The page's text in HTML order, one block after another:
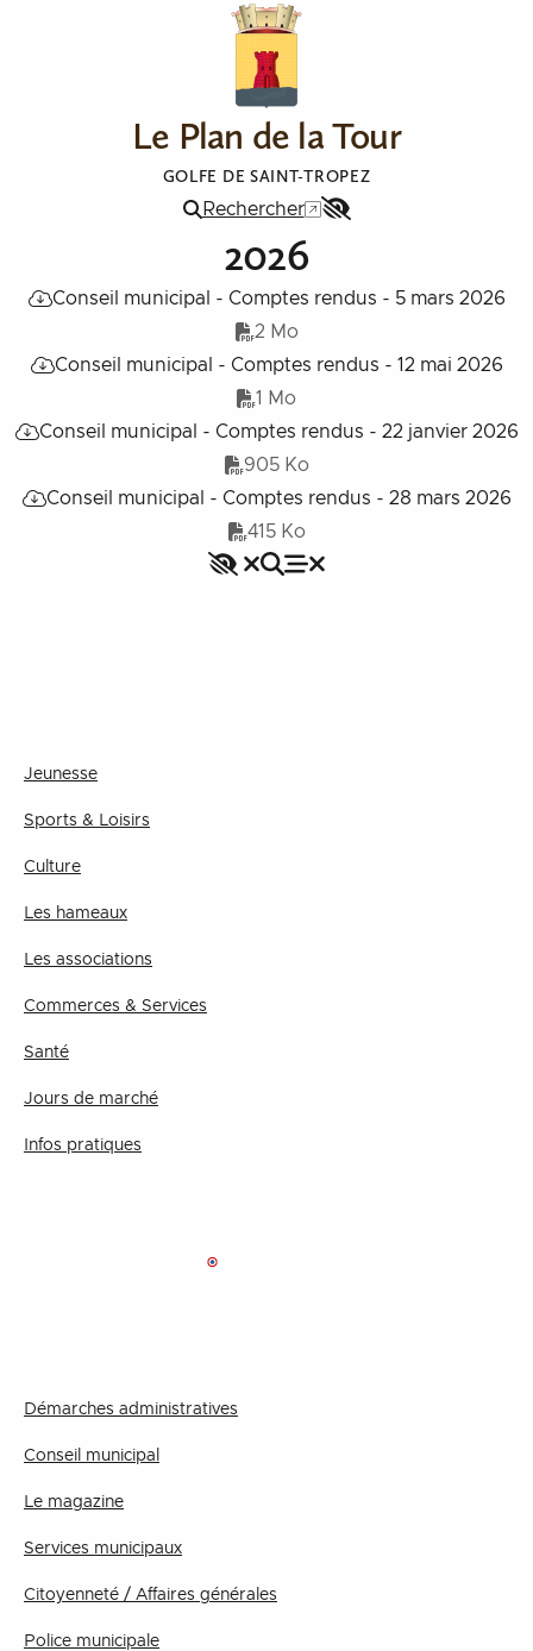
Le Plan de la Tour
GOLFE DE SAINT-TROPEZ
Menu
Rechercher
2026
Conseil municipal - Comptes rendus - 5 mars 2026
2 Mo
Conseil municipal - Comptes rendus - 12 mai 2026
1 Mo
Conseil municipal - Comptes rendus - 22 janvier 2026
905 Ko
Conseil municipal - Comptes rendus - 28 mars 2026
415 Ko
Accessibilité
Rechercher
Jeunesse
Sports & Loisirs
Culture
Les hameaux
Les associations
Commerces & Services
Santé
Jours de marché
Infos pratiques
Démarches administratives
Conseil municipal
Le magazine
Services municipaux
Citoyenneté / Affaires générales
Police municipale